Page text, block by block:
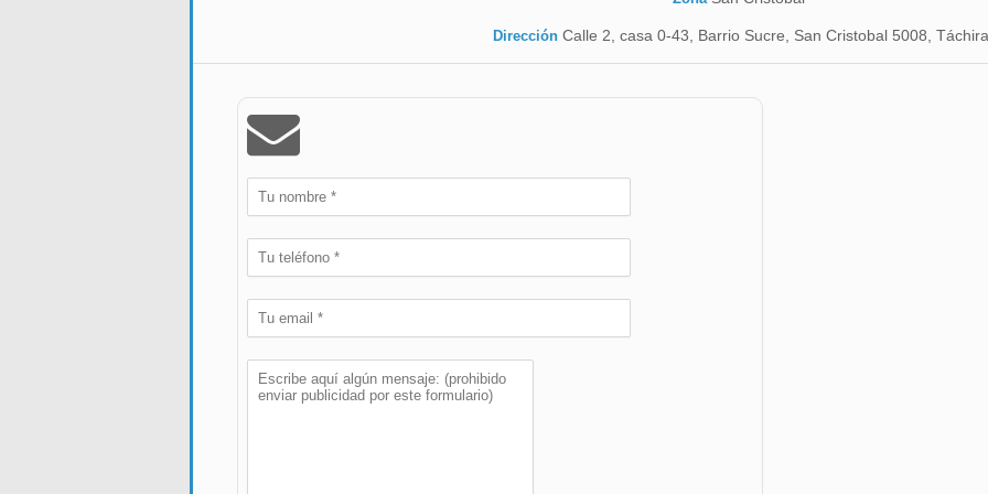
Dirección Calle 2, casa 0-43, Barrio Sucre, San Cristobal 5008, Táchira